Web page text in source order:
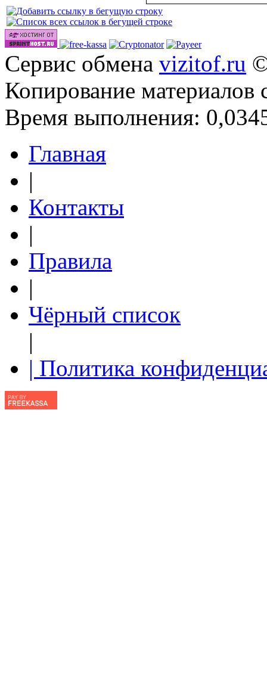
Сервис обмена vizitof.ru
Копирование материалов
Время выполнения:
Главная
|
Контакты
|
Правила
|
Чёрный список
|
| Политика